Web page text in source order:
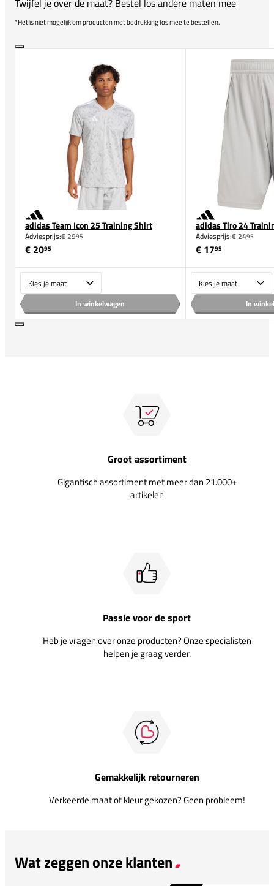
*Het is niet mogelijk om producten met bedrukking los mee te bestellen.
adidas Team Icon 25 Training Shirt
Adviesprijs:€ 2995
€ 2095
In winkelwagen
adidas Tiro 24
Adviesprijs:€ 2495
€ 1795
In
Groot assortiment
Gigantisch assortiment met meer dan 21.000+
artikelen
Passie voor de sport
Heb je vragen over onze producten? Onze specialisten
helpen je graag verder.
Gemakkelijk retourneren
Verkeerde maat of kleur gekozen? Geen probleem!
Wat zeggen onze klanten